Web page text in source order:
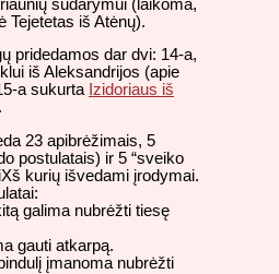
sudarymui (laikoma,
Tejetetas iš Atėnų).
pridedamos dar dvi: 14-a,
iš Aleksandrijos (apie
a sukurta Izidoriaus iš
23 apibrėžimais, 5
postulatais) ir 5 “sveiko
kurių išvedami įrodymai.
galima nubrėžti tiesę
gauti atkarpą.
įmanoma nubrėžti